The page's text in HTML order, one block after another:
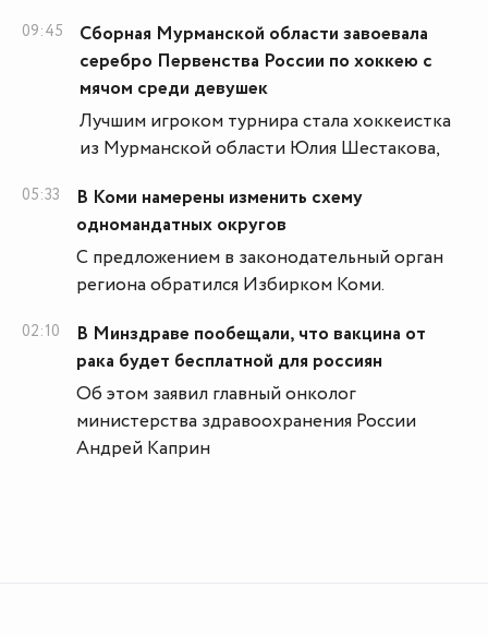
09:45
Сборная Мурманской области завоевала
серебро Первенства России по хоккею с
мячом среди девушек
Лучшим игроком турнира стала хоккеистка
из Мурманской области Юлия Шестакова,
05:33
В Коми намерены изменить схему
одномандатных округов
С предложением в законодательный орган
региона обратился Избирком Коми.
02:10
В Минздраве пообещали, что вакцина от
рака будет бесплатной для россиян
Об этом заявил главный онколог
министерства здравоохранения России
Андрей Каприн